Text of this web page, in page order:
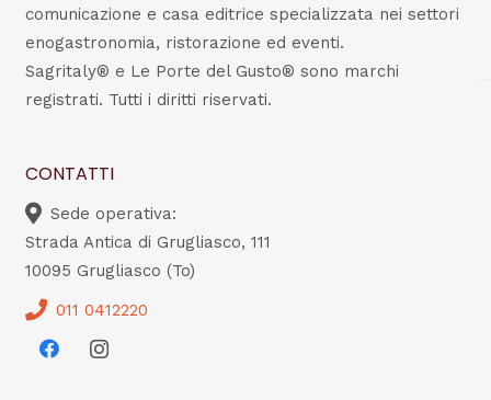
comunicazione e casa editrice specializzata nei settori
enogastronomia, ristorazione ed eventi.
Sagritaly® e Le Porte del Gusto® sono marchi
registrati. Tutti i diritti riservati.
CONTATTI
Sede operativa:
Strada Antica di Grugliasco, 111
10095 Grugliasco (To)
011 0412220